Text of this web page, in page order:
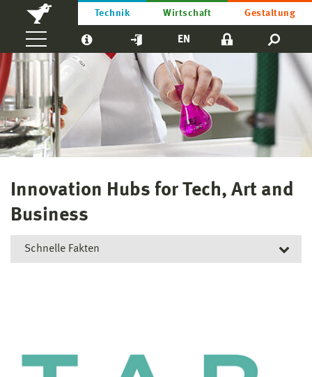
Technik Wirtschaft Gestaltung
EN
Innovation Hubs for Tech, Art and
Business
Schnelle Fakten
FSP 1 (seit 02/2024): Wissensgesellschaft, nachhaltige
Mobilität und Wertschöpfung in der globalen Transformation